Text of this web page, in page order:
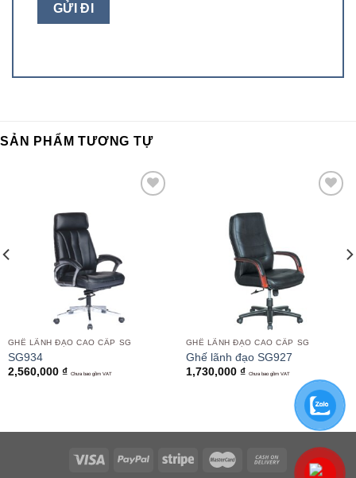
SẢN PHẨM TƯƠNG TỰ
GHẾ LÃNH ĐẠO CAO CẤP SG
SG934
2,560,000 ₫ Chưa bao gồm VAT
GHẾ LÃNH ĐẠO CAO CẤP SG
Ghế lãnh đạo SG927
1,730,000 ₫ Chưa bao gồm VAT